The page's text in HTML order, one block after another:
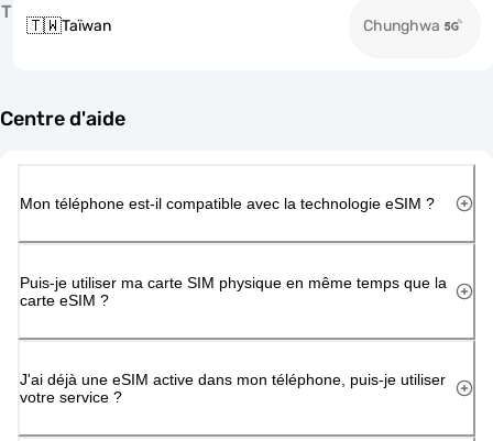
T
🇹🇼Taïwan Chunghwa
Centre d'aide
Mon téléphone est-il compatible avec la technologie eSIM ?
Puis-je utiliser ma carte SIM physique en même temps que la
carte eSIM ?
J'ai déjà une eSIM active dans mon téléphone, puis-je utiliser
votre service ?